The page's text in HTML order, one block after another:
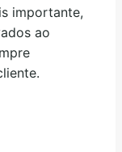
importante,
ao